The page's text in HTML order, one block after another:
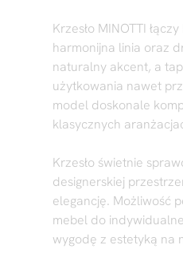
Krzesło MINOTTI
harmonijna linia oraz
naturalny akcent, a
użytkowania nawet
model doskonale
klasycznych
Krzesło świetnie
designerskiej
elegancję. Możliwość
mebel do
wygodę z estetyką na